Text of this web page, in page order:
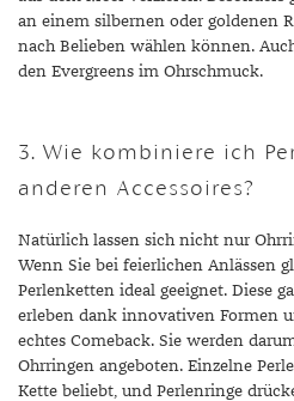
an einem silbernen oder goldenen
nach Belieben wählen können.
den Evergreens im Ohrschmuck.
3. Wie kombiniere ich
anderen Accessoires?
Natürlich lassen sich nicht nur
Wenn Sie bei feierlichen Anlässen
Perlenketten ideal geeignet. Diese
erleben dank innovativen Formen
echtes Comeback. Sie werden
Ohrringen angeboten. Einzelne
Kette beliebt, und Perlenringe